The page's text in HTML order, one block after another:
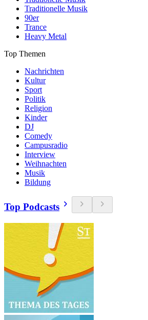
Traditionelle Musik
90er
Trance
Heavy Metal
Top Themen
Nachrichten
Kultur
Sport
Politik
Religion
Kinder
DJ
Comedy
Campusradio
Interview
Weihnachten
Musik
Bildung
Top Podcasts